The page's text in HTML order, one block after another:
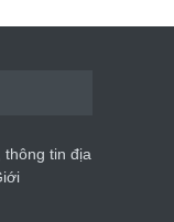
là khu
04/2020
tin địa